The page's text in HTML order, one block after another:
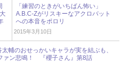
「練習のときがいちばん怖い」
A.B.C-Zがリスキーなアクロバット
への本音をポロリ
2015年3月10日
輔のおせっかいキャラが実を結ぶも、
ァン悲鳴！ 『櫻子さん』第8話